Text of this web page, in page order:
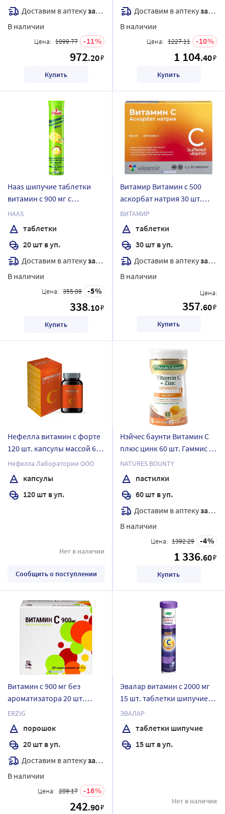
Доставим в аптекузавтра
В наличии
Цена: 1099.77 11
972.20₽
Купить
Доставим в аптекузавтра
В наличии
Цена: 1227.11 10
1 104.40₽
Купить
Haas шипучие таблетки
витамин с 900 мг с
цитрусовым вкусом 20 шт.
таблетки массой 4 гр
HAAS
таблетки
20 шт в уп.
Доставим в аптекузавтра
В наличии
Цена: 355.89 5
338.10₽
Купить
Витамир Витамин с 500
аскорбат натрия 30 шт.
таблетки массой 1000 мг
ВИТАМИР
таблетки
30 шт в уп.
Доставим в аптекузавтра
В наличии
Цена:
357.60₽
Купить
Нефелла витамин с форте
120 шт. капсулы массой 680
мг
Нефелла Лаборатории ООО
капсулы
120 шт в уп.
Нет в наличии
Сообщить о поступлении
Нэйчес баунти Витамин С
плюс цинк 60 шт. Гаммис -
жевательные пастилки
массой 2 гр
NATURES BOUNTY
пастилки
60 шт в уп.
Доставим в аптекузавтра
В наличии
Цена: 1392.29 4
1 336.60₽
Купить
Витамин с 900 мг без
ароматизатора 20 шт.
пакет-саше порошок
массой 5 гр
ERZIG
порошок
20 шт в уп.
Доставим в аптекузавтра
В наличии
Цена: 289.17 16
242.90₽
Эвалар витамин с 2000 мг
15 шт. таблетки шипучие
массой 5 г
ЭВАЛАР
таблетки шипучие
15 шт в уп.
Нет в наличии